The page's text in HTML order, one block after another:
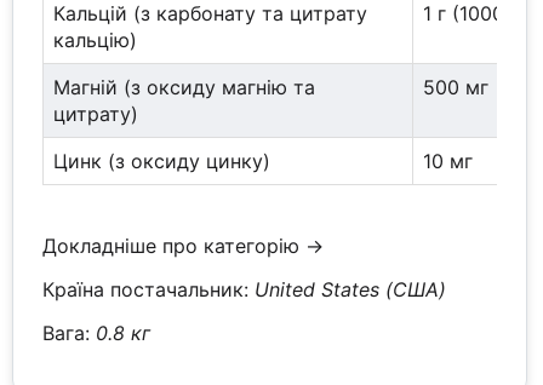
Кальцій (з карбонату та цитрату
кальцію)
1 г (1000 мг)
Магній (з оксиду магнію та
цитрату)
500 мг
Цинк (з оксиду цинку) 10 мг
Докладніше про категорію →
Країна постачальник: United States (США)
Вага: 0.8 кг